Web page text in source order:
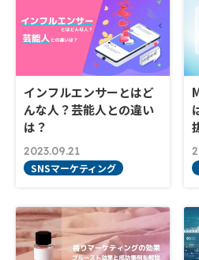
インフルエンサーとはど
んな人？芸能人との違い
は？
2023.09.21
SNSマーケティング